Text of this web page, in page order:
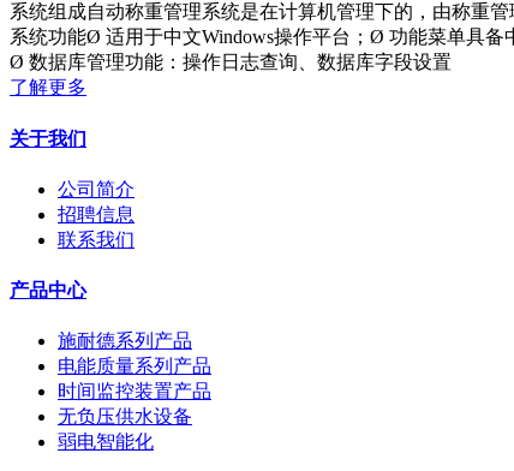
系统组成自动称重管理系统是在计算机管理下的，由称重
系统功能Ø 适用于中文Windows操作平台；Ø 功能菜单具
Ø 数据库管理功能：操作日志查询、数据库字段设置
了解更多
关于我们
公司简介
招聘信息
联系我们
产品中心
施耐德系列产品
电能质量系列产品
时间监控装置产品
无负压供水设备
弱电智能化